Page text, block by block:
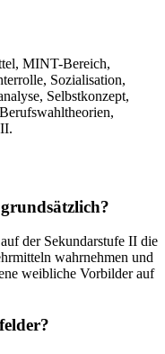
MINT-Bereich,
Sozialisation,
Selbstkonzept,
der Sekundarstufe II die
wahrnehmen und
weibliche Vorbilder auf